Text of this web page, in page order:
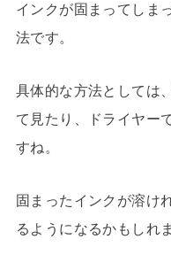
インクが固まってしま
法です。
具体的な方法としては
て見たり、ドライヤー
すね。
固まったインクが溶け
るようになるかもしれ